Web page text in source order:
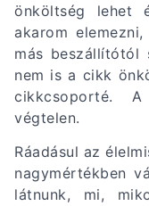
önköltség lehet
akarom
más beszállítótól
nem is a cikk
cikkcsoporté.
végtelen.
Ráadásul az
nagymértékben
látnunk, mi,